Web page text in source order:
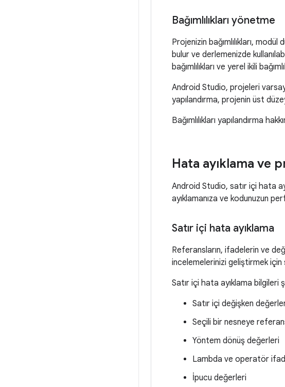
Bağımlılıkları yönetme
Projenizin bağımlılıkları,
bulur ve derlemenizde
bağımlılıkları ve yerel ikili
Android Studio, projeleri
yapılandırma, projenin üst
Bağımlılıkları yapılandırma
Hata ayıklama ve
Android Studio, satır içi hata
ayıklamanıza ve kodunuzun
Satır içi hata ayıklama
Referansların, ifadelerin ve
incelemelerinizi geliştirmek için
Satır içi hata ayıklama bilgileri
Satır içi değişken
Seçili bir nesneye
Yöntem dönüş değerleri
Lambda ve operatör
İpucu değerleri